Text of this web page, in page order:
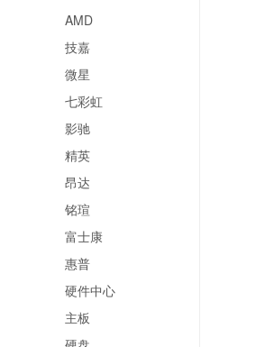
AMD
技嘉
微星
七彩虹
影驰
精英
昂达
铭瑄
富士康
惠普
硬件中心
主板